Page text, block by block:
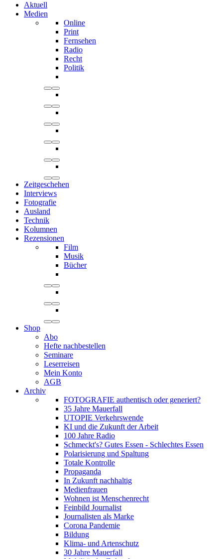
Aktuell
Medien
Online
Print
Fernsehen
Radio
Recht
Politik
Zeitgeschehen
Interviews
Fotografie
Ausland
Technik
Kolumnen
Rezensionen
Film
Musik
Bücher
Shop
Abo
Hefte nachbestellen
Seminare
Leserreisen
Mein Konto
AGB
Archiv
FOTOGRAFIE authentisch oder generiert?
35 Jahre Mauerfall
UTOPIE Verkehrswende
KI und die Zukunft der Arbeit
100 Jahre Radio
Schmeckt's? Gutes Essen - Schlechtes Essen
Polarisierung und Spaltung
Totale Kontrolle
Propaganda
In Zukunft nachhaltig
Medienfrauen
Wohnen ist Menschenrecht
Feinbild Journalist
Journalisten als Marke
Corona Pandemie
Bildung
Klima- und Artenschutz
30 Jahre Mauerfall